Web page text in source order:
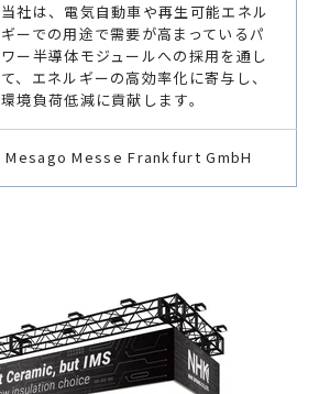
当社は、電気自動車や再生可能エネル
ギーでの用途で需要が高まっているパ
ワー半導体モジュールへの採用を通し
て、エネルギーの高効率化に寄与し、
環境負荷低減に貢献します。
Mesago Messe Frankfurt GmbH